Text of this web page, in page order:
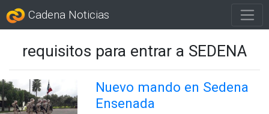
Cadena Noticias
requisitos para entrar a SEDENA
Nuevo mando en Sedena
Ensenada